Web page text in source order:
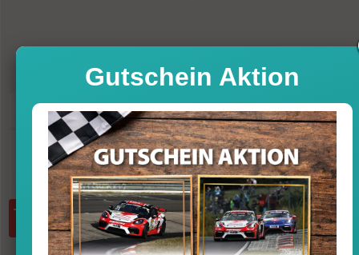
UVP 28,99 € -14% 24,95
Sofort versandfertig, Lieferfrist 1-3
inkl. MwSt. zzgl.
Menge: in den Warenkorb
Gutschein Aktion